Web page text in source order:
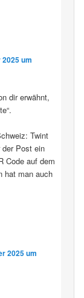
um
dir erwähnt,
Twint
Post ein
Code auf dem
hat man auch
2025 um